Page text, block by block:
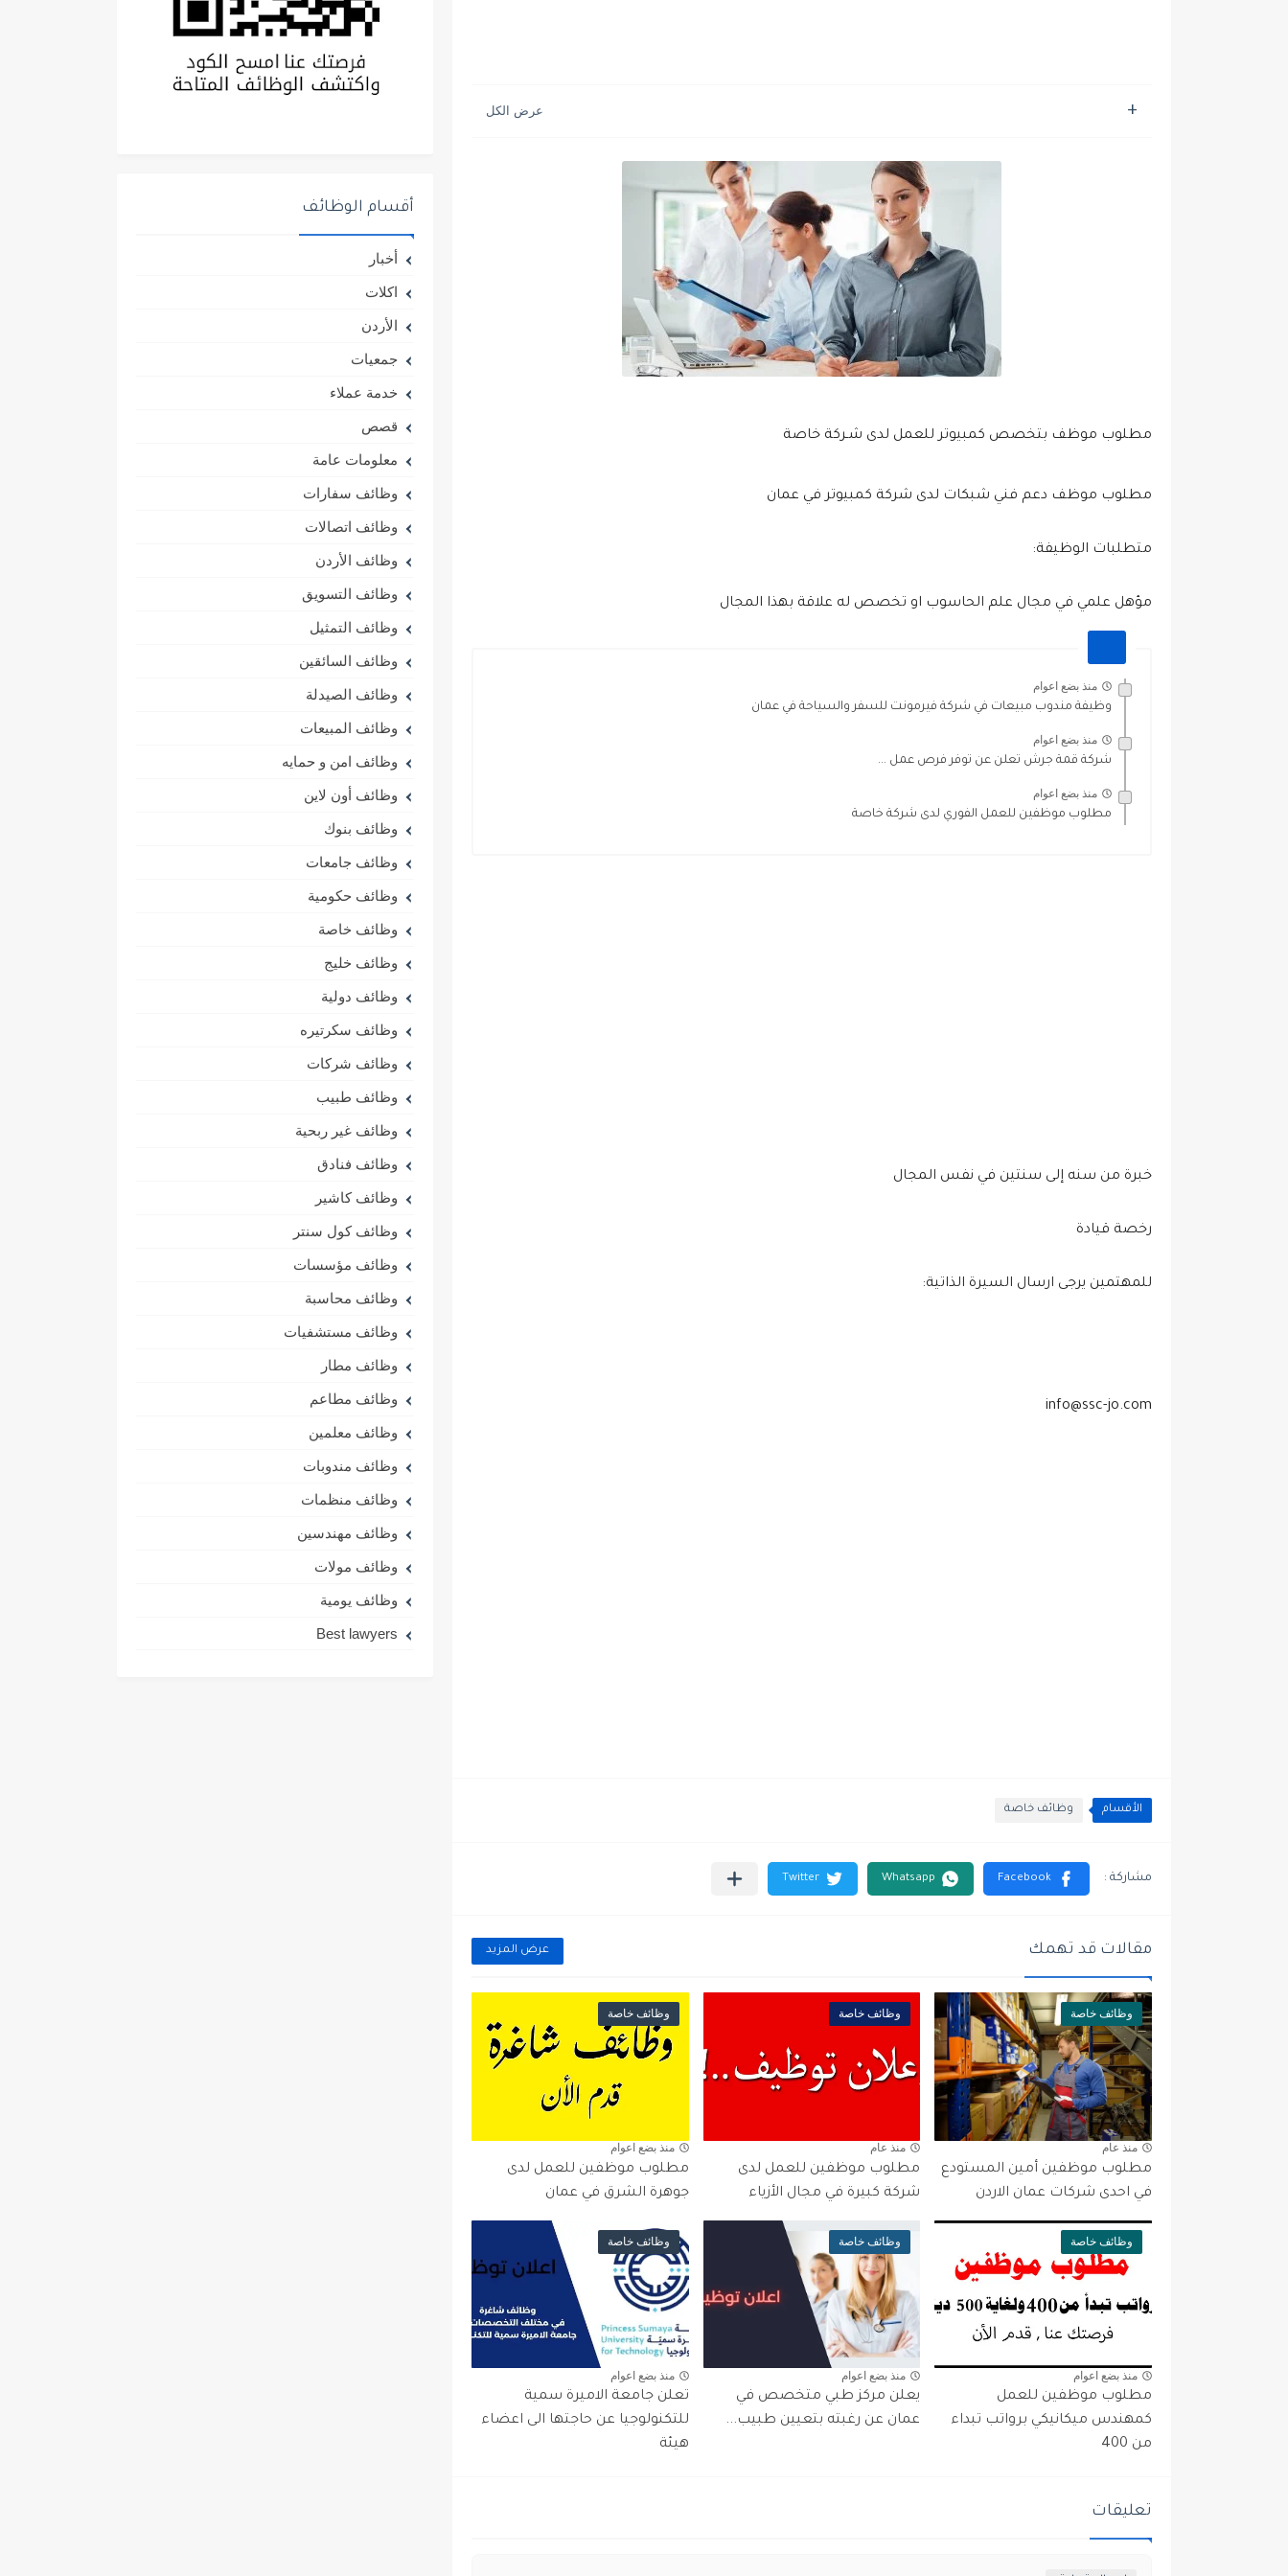
مطلوب موظف بتخصص كمبيوتر للعمل لدى شـركة خاصة
مطلوب موظف دعم فني شبكات لدى شركة كمبيوتر في عمان
متطلبات الوظيفة:
مؤهل علمي في مجال علم الحاسوب او تخصص له علاقة بهذا المجال
منذ بضع اعوام
وظيفة مندوب مبيعات في شركة فيرمونت للسفر والسياحة في عمان
منذ بضع اعوام
شركة قمة جرش تعلن عن توفر فرص عمل ...
منذ بضع اعوام
مطلوب موظفين للعمل الفوري لدى شركة خاصة
خبرة من سنه إلى سنتين في نفس المجال
رخصة قيادة
للمهتمين يرجى ارسال السيرة الذاتية:
info@ssc-jo.com
الأقسام وظائف خاصة
مقالات قد تهمك عرض المزيد
وظائف خاصة
منذ عام
مطلوب موظفين أمين المستودع
في احدى شركات عمان الاردن
وظائف خاصة
منذ عام
مطلوب موظفين للعمل لدى
شركة كبيرة في مجال الأزياء
وظائف خاصة
منذ بضع اعوام
مطلوب موظفين للعمل لدى
جوهرة الشرق في عمان
وظائف خاصة
منذ بضع اعوام
مطلوب موظفين للعمل
كمهندس ميكانيكي برواتب تبداء
من 400
وظائف خاصة
منذ بضع اعوام
يعلن مركز طبي متخصص في
عمان عن رغبته بتعيين طبيب...
وظائف خاصة
منذ بضع اعوام
تعلن جامعة الاميرة سمية
للتكنولوجيا عن حاجتها الى اعضاء
هيئة
تعليقات
أقسام الوظائف
أخبار
اكلات
الأردن
جمعيات
خدمة عملاء
قصص
معلومات عامة
وظائف سفارات
وظائف اتصالات
وظائف الأردن
وظائف التسويق
وظائف التمثيل
وظائف السائقين
وظائف الصيدلة
وظائف المبيعات
وظائف امن و حمايه
وظائف أون لاين
وظائف بنوك
وظائف جامعات
وظائف حكومية
وظائف خاصة
وظائف خليج
وظائف دولية
وظائف سكرتيره
وظائف شركات
وظائف طبيب
وظائف غير ربحية
وظائف فنادق
وظائف كاشير
وظائف كول سنتر
وظائف مؤسسات
وظائف محاسبة
وظائف مستشفيات
وظائف مطار
وظائف مطاعم
وظائف معلمين
وظائف مندوبات
وظائف منظمات
وظائف مهندسين
وظائف مولات
وظائف يومية
Best lawyers